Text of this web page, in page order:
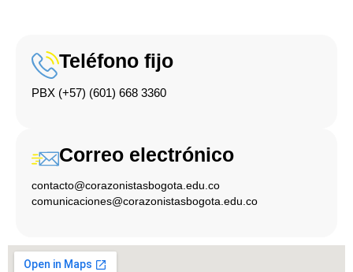
Teléfono fijo
PBX (+57) (601) 668 3360
Correo electrónico
contacto@corazonistasbogota.edu.co
comunicaciones@corazonistasbogota.edu.co